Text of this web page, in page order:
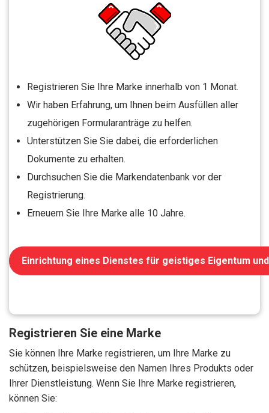
Registrieren Sie Ihre Marke innerhalb von 1 Monat.
Wir haben Erfahrung, um Ihnen beim Ausfüllen aller
zugehörigen Formularanträge zu helfen.
Unterstützen Sie Sie dabei, die erforderlichen
Dokumente zu erhalten.
Durchsuchen Sie die Markendatenbank vor der
Registrierung.
Erneuern Sie Ihre Marke alle 10 Jahre.
Einrichtung eines Dienstes für geistiges Eigentum
Registrieren Sie eine Marke
Sie können Ihre Marke registrieren, um Ihre Marke zu
schützen, beispielsweise den Namen Ihres Produkts oder
Ihrer Dienstleistung. Wenn Sie Ihre Marke registrieren,
können Sie: